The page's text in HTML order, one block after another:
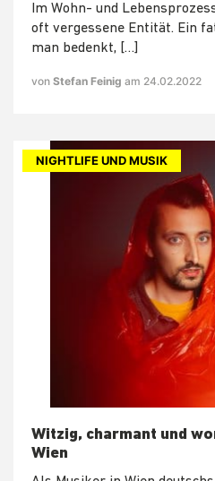
Im Wohn- und
oft vergessene Entität. Ein
man bedenkt, […]
von Stefan Feinig am 24.02.2022
NIGHTLIFE UND MUSIK
Witzig, charmant und
Wien